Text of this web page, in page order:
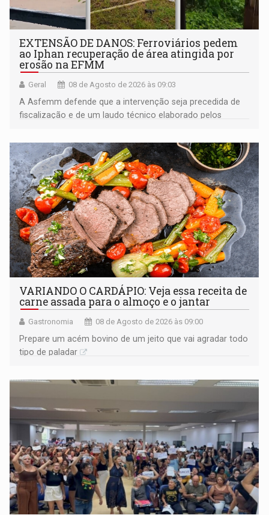
EXTENSÃO DE DANOS: Ferroviários pedem
ao Iphan recuperação de área atingida por
erosão na EFMM
Geral 08 de Agosto de 2026 às 09:03
A Asfemm defende que a intervenção seja precedida de
fiscalização e de um laudo técnico elaborado pelos
VARIANDO O CARDÁPIO: Veja essa receita de
carne assada para o almoço e o jantar
Gastronomia 08 de Agosto de 2026 às 09:00
Prepare um acém bovino de um jeito que vai agradar todo
tipo de paladar